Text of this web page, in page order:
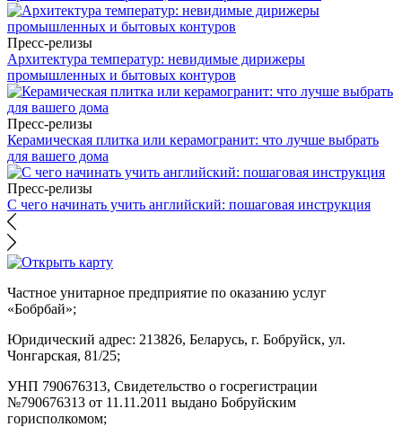
Пресс-релизы
Архитектура температур: невидимые дирижеры
промышленных и бытовых контуров
Пресс-релизы
Керамическая плитка или керамогранит: что лучше выбрать
для вашего дома
Пресс-релизы
С чего начинать учить английский: пошаговая инструкция
Частное унитарное предприятие по оказанию услуг
«Бобрбай»;
Юридический адрес: 213826, Беларусь, г. Бобруйск, ул.
Чонгарская, 81/25;
УНП 790676313, Свидетельство о госрегистрации
№790676313 от 11.11.2011 выдано Бобруйским
горисполкомом;